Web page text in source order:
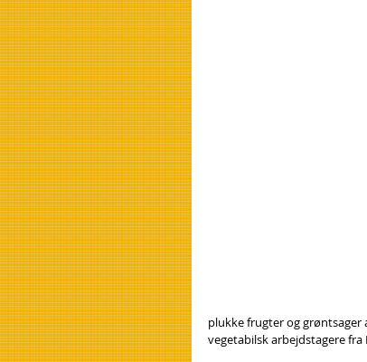
plukke frugter og grøntsager
vegetabilsk arbejdstagere